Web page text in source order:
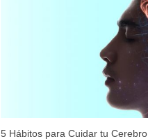
5 Hábitos para Cuidar tu Cerebro